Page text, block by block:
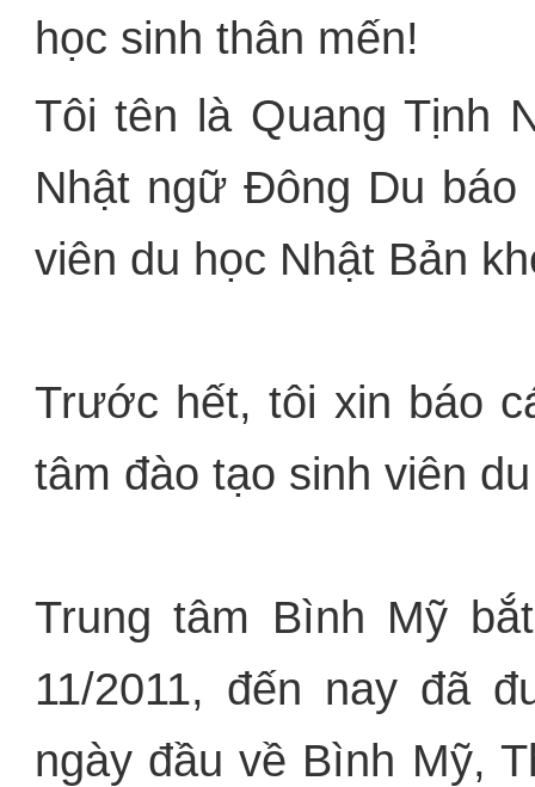
học sinh thân mến!
Tôi tên là Quang Tịnh
Nhật ngữ Đông Du
viên du học Nhật Bản
Trước hết, tôi xin báo
tâm đào tạo sinh viên
Trung tâm Bình Mỹ
11/2011, đến nay đã
ngày đầu về Bình Mỹ,